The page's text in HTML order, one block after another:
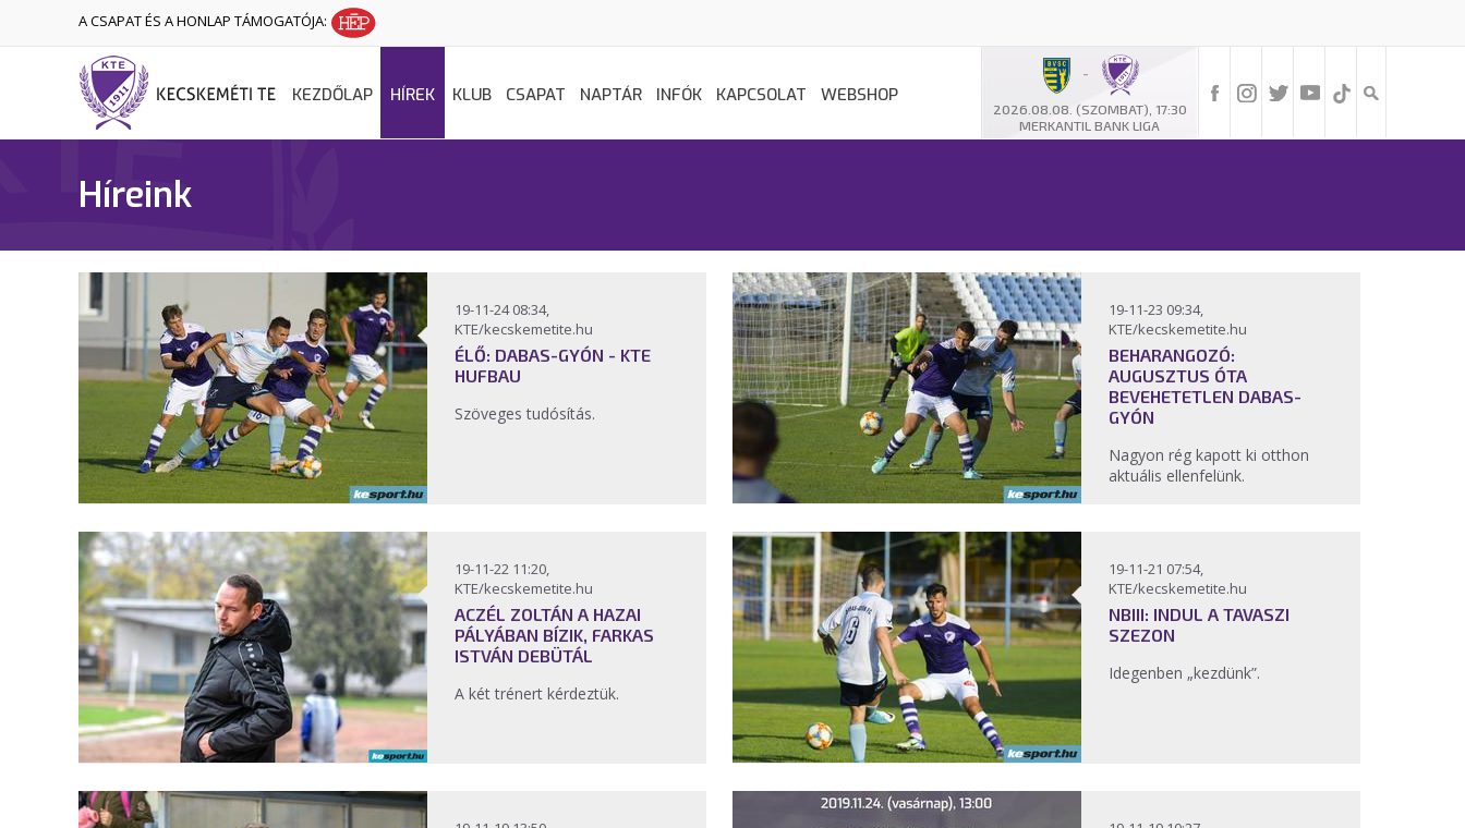
A CSAPAT ÉS A HONLAP TÁMOGATÓJA:
-
2026.08.08. (SZOMBAT), 17:30
MERKANTIL BANK LIGA
KEZDŐLAP HÍREK KLUB CSAPAT NAPTÁR INFÓK KAPCSOLAT WEBSHOP
Híreink
19-11-24 08:34,
KTE/kecskemetite.hu
ÉLŐ: DABAS-GYÓN - KTE
HUFBAU
Szöveges tudósítás.
19-11-23 09:34,
KTE/kecskemetite.hu
BEHARANGOZÓ:
AUGUSZTUS ÓTA
BEVEHETETLEN DABAS-
GYÓN
Nagyon rég kapott ki otthon
aktuális ellenfelünk.
19-11-22 11:20,
KTE/kecskemetite.hu
ACZÉL ZOLTÁN A HAZAI
PÁLYÁBAN BÍZIK, FARKAS
ISTVÁN DEBÜTÁL
A két trénert kérdeztük.
19-11-21 07:54,
KTE/kecskemetite.hu
NBIII: INDUL A TAVASZI
SZEZON
Idegenben „kezdünk”.